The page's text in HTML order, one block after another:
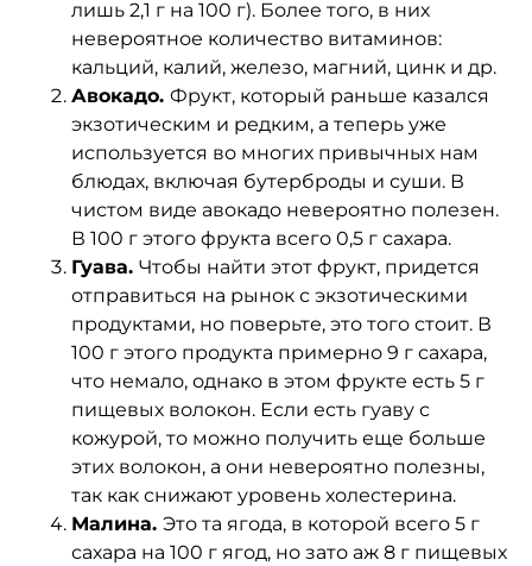
лишь 2,1 г на 100 г). Более того, в них
невероятное количество витаминов:
кальций, калий, железо, магний, цинк и др.
Авокадо. Фрукт, который раньше казался
экзотическим и редким, а теперь уже
используется во многих привычных нам
блюдах, включая бутерброды и суши. В
чистом виде авокадо невероятно полезен.
В 100 г этого фрукта всего 0,5 г сахара.
Гуава. Чтобы найти этот фрукт, придется
отправиться на рынок с экзотическими
продуктами, но поверьте, это того стоит. В
100 г этого продукта примерно 9 г сахара,
что немало, однако в этом фрукте есть 5 г
пищевых волокон. Если есть гуаву с
кожурой, то можно получить еще больше
этих волокон, а они невероятно полезны,
так как снижают уровень холестерина.
Малина. Это та ягода, в которой всего 5 г
сахара на 100 г ягод, но зато аж 8 г пищевых